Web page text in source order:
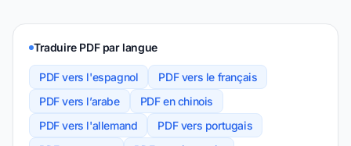
Traduire PDF par langue
PDF vers l'espagnol
PDF vers le français
PDF vers l’arabe
PDF en chinois
PDF vers l'allemand
PDF vers portugais